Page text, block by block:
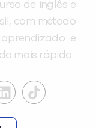
de inglês e
com método
e
mais rápido.